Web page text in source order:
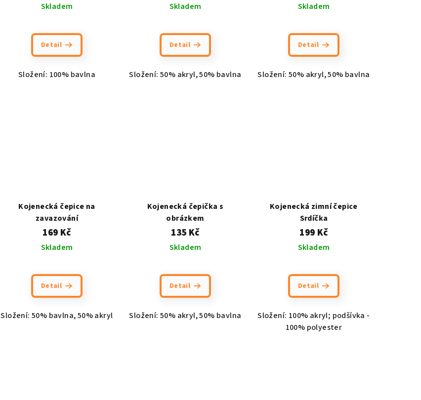
Skladem
Detail
Složení: 100% bavlna
Skladem
Detail
Složení: 50% akryl, 50% bavlna
Skladem
Detail
Složení: 50% akryl, 50% bavlna
Kojenecká čepice na
zavazování
169 Kč
Skladem
Detail
Složení: 50% bavlna, 50% akryl
Kojenecká čepička s
obrázkem
135 Kč
Skladem
Detail
Složení: 50% akryl, 50% bavlna
Kojenecká zimní čepice
Srdíčka
199 Kč
Skladem
Detail
Složení: 100% akryl; podšívka -
100% polyester